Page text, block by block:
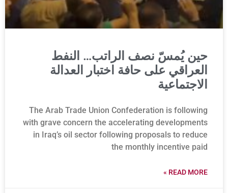
حين يُمسّ نصف الراتب… النفط
العراقي على حافة اختبار العدالة
الاجتماعية
The Arab Trade Union Confederation is following
with grave concern the accelerating developments
in Iraq’s oil sector following proposals to reduce
the monthly incentive paid
READ MORE »